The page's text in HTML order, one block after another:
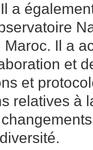
a
Il a
et
et
relatives à